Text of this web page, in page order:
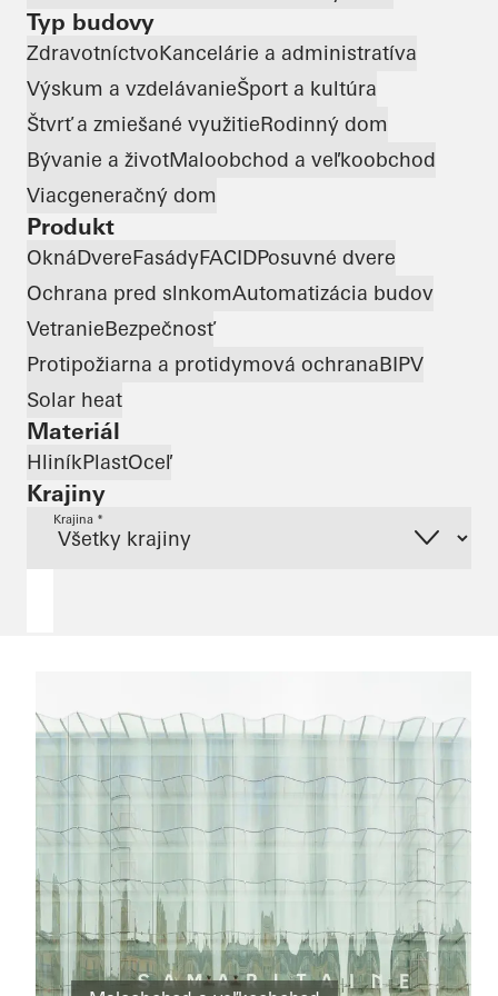
Typ budovy
ZdravotníctvoKancelárie a administratíva
Výskum a vzdelávanieŠport a kultúra
Štvrť a zmiešané využitieRodinný dom
Bývanie a životMaloobchod a veľkoobchod
Viacgeneračný dom
Produkt
OknáDvereFasádyFACIDPosuvné dvere
Ochrana pred slnkomAutomatizácia budov
VetranieBezpečnosť
Protipožiarna a protidymová ochranaBIPV
Solar heat
Materiál
HliníkPlastOceľ
Krajiny
Krajina *
Šport